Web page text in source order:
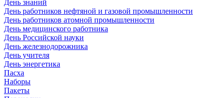
День знаний
День работников нефтяной и газовой промышленности
День работников атомной промышленности
День медицинского работника
День Российской науки
День железнодорожника
День учителя
День энергетика
Пасха
Наборы
Пакеты